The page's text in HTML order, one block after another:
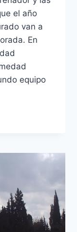
el año
van a
En
equipo